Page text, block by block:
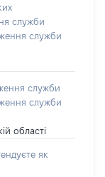
служби
служби
служби
служби
області
як